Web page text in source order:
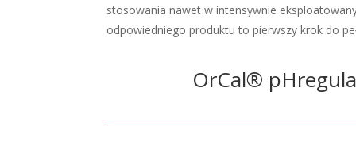
stosowania nawet w intensywnie
odpowiedniego produktu to pierwszy krok do
OrCal®